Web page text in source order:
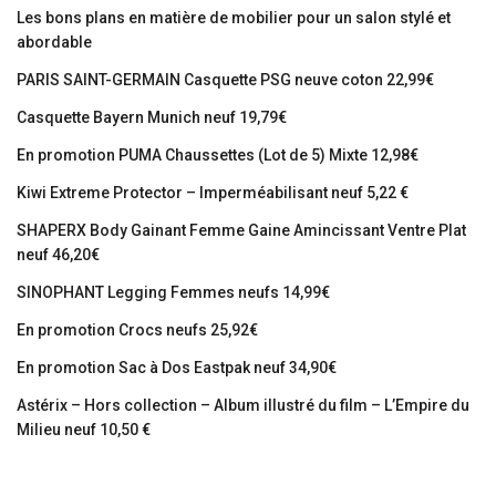
Les bons plans en matière de mobilier pour un salon stylé et
abordable
PARIS SAINT-GERMAIN Casquette PSG neuve coton 22,99€
Casquette Bayern Munich neuf 19,79€
En promotion PUMA Chaussettes (Lot de 5) Mixte 12,98€
Kiwi Extreme Protector – Imperméabilisant neuf 5,22 €
SHAPERX Body Gainant Femme Gaine Amincissant Ventre Plat
neuf 46,20€
SINOPHANT Legging Femmes neufs 14,99€
En promotion Crocs neufs 25,92€
En promotion Sac à Dos Eastpak neuf 34,90€
Astérix – Hors collection – Album illustré du film – L’Empire du
Milieu neuf 10,50 €